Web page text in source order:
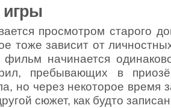
игры
просмотром старого
тоже зависит от
фильм начинается
пребывающих в
но через некоторое время
сюжет, как будто